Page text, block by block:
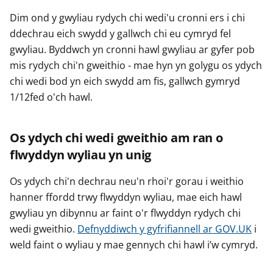
Dim ond y gwyliau rydych chi wedi'u cronni ers i chi
ddechrau eich swydd y gallwch chi eu cymryd fel
gwyliau. Byddwch yn cronni hawl gwyliau ar gyfer pob
mis rydych chi'n gweithio - mae hyn yn golygu os ydych
chi wedi bod yn eich swydd am fis, gallwch gymryd
1/12fed o'ch hawl.
Os ydych chi wedi gweithio am ran o
flwyddyn wyliau yn unig
Os ydych chi'n dechrau neu'n rhoi'r gorau i weithio
hanner ffordd trwy flwyddyn wyliau, mae eich hawl
gwyliau yn dibynnu ar faint o'r flwyddyn rydych chi
wedi gweithio. Defnyddiwch y gyfrifiannell ar GOV.UK i
weld faint o wyliau y mae gennych chi hawl i’w cymryd.